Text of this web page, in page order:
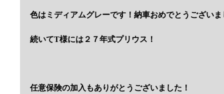
色はミディアムグレーです！納車おめでとうございま
続いてT様には２７年式プリウス！
任意保険の加入もありがとうございました！